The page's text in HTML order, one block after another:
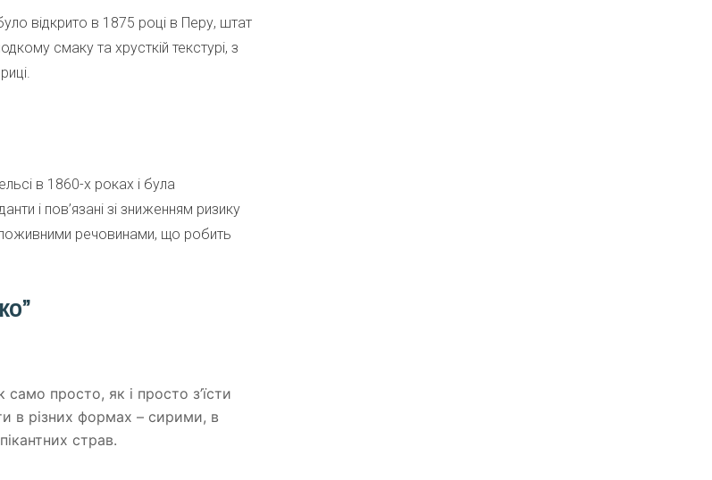
відкрито в 1875 році в Перу, штат
смаку та хрусткій текстурі, з
в 1860-х роках і була
і пов’язані зі зниженням ризику
речовинами, що робить
просто, як і просто з’їсти
в різних формах – сирими, в
страв.